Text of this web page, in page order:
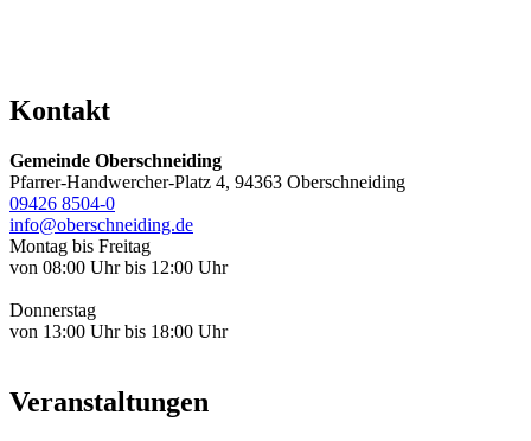
Kontakt
Gemeinde Oberschneiding
Pfarrer-Handwercher-Platz 4, 94363 Oberschneiding
09426 8504-0
info@oberschneiding.de
Montag bis Freitag
von 08:00 Uhr bis 12:00 Uhr
Donnerstag
von 13:00 Uhr bis 18:00 Uhr
Veranstaltungen